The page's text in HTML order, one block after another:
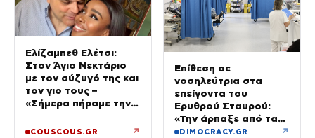
Ελίζαμπεθ Ελέτσι:
Στον Άγιο Νεκτάριο
με τον σύζυγό της και
τον γιο τους –
«Σήμερα πήραμε την
COUSCOUS.GR ↗
Επίθεση σε
νοσηλεύτρια στα
επείγοντα του
Ερυθρού Σταυρού:
«Την άρπαξε από τα
μαλλιά, της κατάφερε
DIMOCRACY.GR ↗